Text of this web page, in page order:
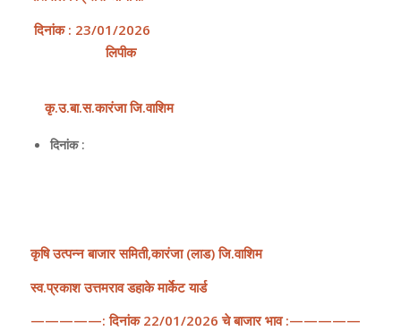
दिनांक : 23/01/2026
लिपीक
कृ.उ.बा.स.कारंजा जि.वाशिम
दिनांक :
कृषि उत्पन्न बाजार समिती,कारंजा(लाड)जि.वाशिम
स्व.प्रकाश उत्तमराव डहाके मार्केट यार्ड
—————:दिनांक 22/01/2026 चे बाजार भाव:—————